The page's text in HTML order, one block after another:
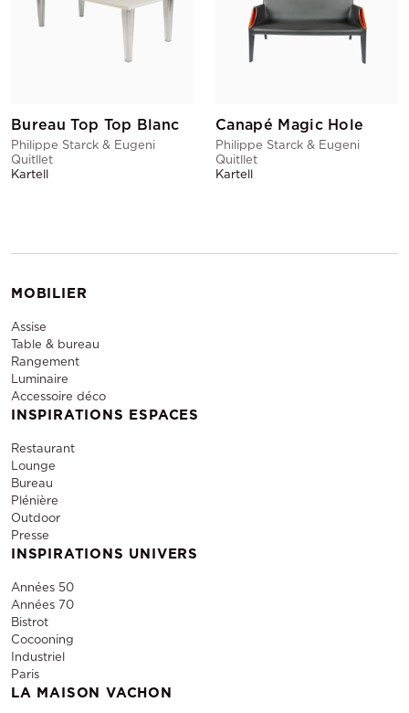
Bureau Top Top Blanc
Philippe Starck & Eugeni
Quitllet
Kartell
Canapé Magic Hole
Philippe Starck & Eugeni
Quitllet
Kartell
MOBILIER
Assise
Table & bureau
Rangement
Luminaire
Accessoire déco
INSPIRATIONS ESPACES
Restaurant
Lounge
Bureau
Plénière
Outdoor
Presse
INSPIRATIONS UNIVERS
Années 50
Années 70
Bistrot
Cocooning
Industriel
Paris
LA MAISON VACHON